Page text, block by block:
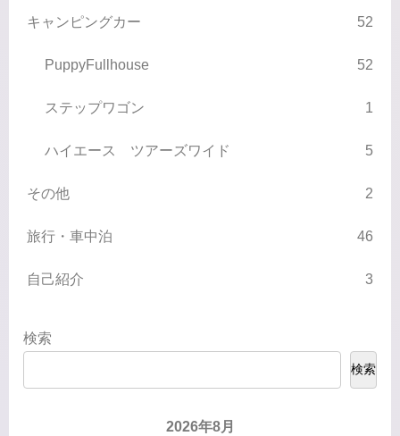
キャンピングカー 52
PuppyFullhouse 52
ステップワゴン 1
ハイエース ツアーズワイド 5
その他 2
旅行・車中泊 46
自己紹介 3
検索
検索
2026年8月